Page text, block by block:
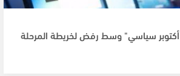
الشاباك يحذر من "7 أكتوبر سياسي" وسط رفض لخريطة المرحلة